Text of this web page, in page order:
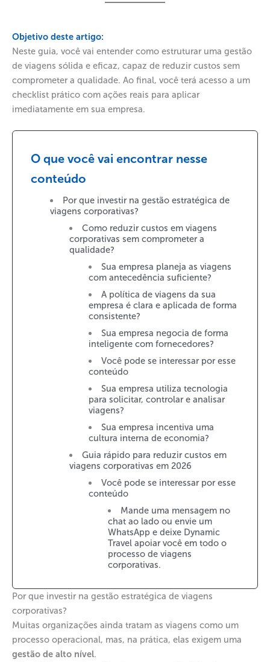
Objetivo deste artigo:
Neste guia, você vai entender como estruturar uma gestão
de viagens sólida e eficaz, capaz de reduzir custos sem
comprometer a qualidade. Ao final, você terá acesso a um
checklist prático com ações reais para aplicar
imediatamente em sua empresa.
O que você vai encontrar nesse
conteúdo
Por que investir na gestão estratégica de
viagens corporativas?
Como reduzir custos em viagens
corporativas sem comprometer a
qualidade?
Sua empresa planeja as viagens
com antecedência suficiente?
A política de viagens da sua
empresa é clara e aplicada de forma
consistente?
Sua empresa negocia de forma
inteligente com fornecedores?
Você pode se interessar por esse
conteúdo
Sua empresa utiliza tecnologia
para solicitar, controlar e analisar
viagens?
Sua empresa incentiva uma
cultura interna de economia?
Guia rápido para reduzir custos em
viagens corporativas em 2026
Você pode se interessar por esse
conteúdo
Mande uma mensagem no
chat ao lado ou envie um
WhatsApp e deixe Dynamic
Travel apoiar você em todo o
processo de viagens
corporativas.
Por que investir na gestão estratégica de viagens
corporativas?
Muitas organizações ainda tratam as viagens como um
processo operacional, mas, na prática, elas exigem uma
gestão de alto nível.